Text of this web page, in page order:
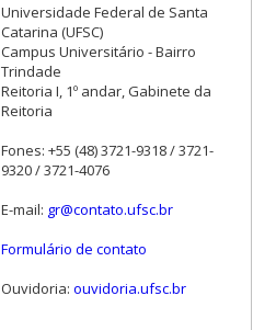
Universidade Federal de Santa
Catarina (UFSC)
Campus Universitário - Bairro
Trindade
Reitoria I, 1º andar, Gabinete da
Reitoria
Fones: +55 (48) 3721-9318 / 3721-
9320 / 3721-4076
E-mail: gr@contato.ufsc.br
Formulário de contato
Ouvidoria: ouvidoria.ufsc.br